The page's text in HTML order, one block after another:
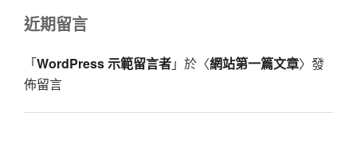
近期留言
「WordPress 示範留言者」於〈網站第一篇文章〉發
佈留言